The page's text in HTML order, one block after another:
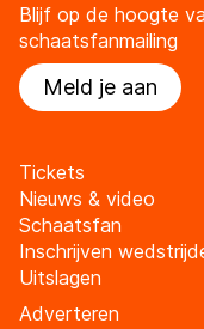
Blijf op de hoogte
schaatsfanmailing
Meld je aan
Tickets
Nieuws & video
Schaatsfan
Inschrijven
Uitslagen
Adverteren